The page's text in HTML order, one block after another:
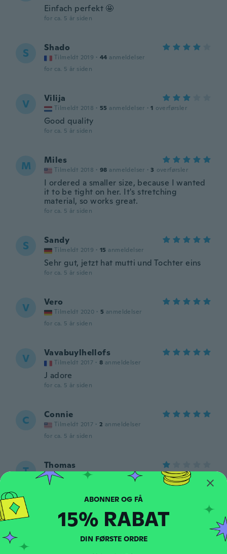
Einfach perfekt 🤩
for ca. 5 år siden
S Shado
Tilmeldt 2019 · 44 anmeldelser
for ca. 5 år siden
V Vilija
Tilmeldt 2018 · 55 anmeldelser · 1 overførsler
Good quality
for ca. 5 år siden
M Miles
Tilmeldt 2018 · 98 anmeldelser · 3 overførsler
I ordered a smaller size, because I wanted
it to be tight on her. It's stretching
material, so works great.
for ca. 5 år siden
S Sandy
Tilmeldt 2019 · 15 anmeldelser
Sehr gut, jetzt hat mutti und Tochter eins
for ca. 5 år siden
V Vero
Tilmeldt 2020 · 5 anmeldelser
for ca. 5 år siden
V Vavabuylhellofs
Tilmeldt 2017 · 8 anmeldelser
J adore
for ca. 5 år siden
C Connie
Tilmeldt 2017 · 2 anmeldelser
for ca. 5 år siden
T Thomas
Tilmeldt 2020 anmeldelser overførsler
Orded XLG got medium, my daughter's
birthday party was ruined because the
for ca. 5 år siden
R
15% RABAT
DIN FØRSTE ORDRE